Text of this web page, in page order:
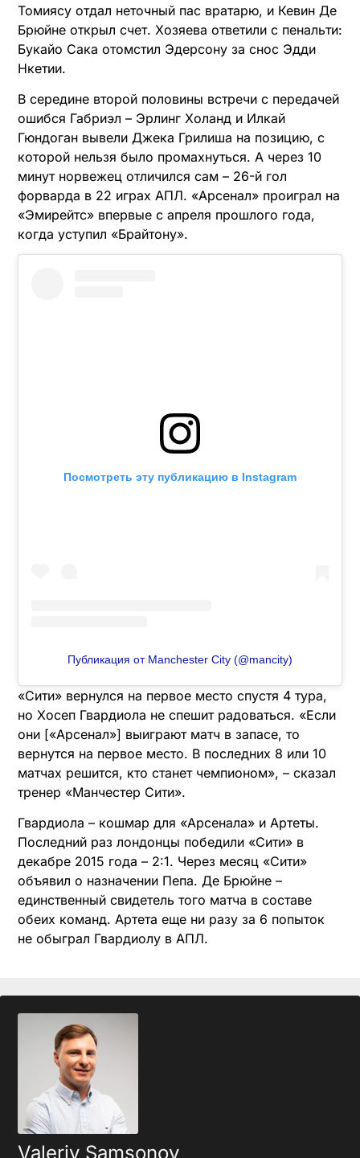
Томиясу отдал неточный пас вратарю, и Кевин Де
Брюйне открыл счет. Хозяева ответили с пенальти:
Букайо Сака отомстил Эдерсону за снос Эдди
Нкетии.
В середине второй половины встречи с передачей
ошибся Габриэл – Эрлинг Холанд и Илкай
Гюндоган вывели Джека Грилиша на позицию, с
которой нельзя было промахнуться. А через 10
минут норвежец отличился сам – 26-й гол
форварда в 22 играх АПЛ. «Арсенал» проиграл на
«Эмирейтс» впервые с апреля прошлого года,
когда уступил «Брайтону».
Посмотреть эту публикацию в Instagram
Публикация от Manchester City (@mancity)
«Сити» вернулся на первое место спустя 4 тура,
но Хосеп Гвардиола не спешит радоваться. «Если
они [«Арсенал»] выиграют матч в запасе, то
вернутся на первое место. В последних 8 или 10
матчах решится, кто станет чемпионом», – сказал
тренер «Манчестер Сити».
Гвардиола – кошмар для «Арсенала» и Артеты.
Последний раз лондонцы победили «Сити» в
декабре 2015 года – 2:1. Через месяц «Сити»
объявил о назначении Пепа. Де Брюйне –
единственный свидетель того матча в составе
обеих команд. Артета еще ни разу за 6 попыток
не обыграл Гвардиолу в АПЛ.
Valeriy Samsonov